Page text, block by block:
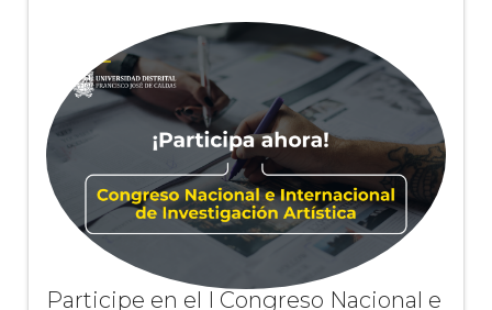
Participe en el I Congreso Nacional e